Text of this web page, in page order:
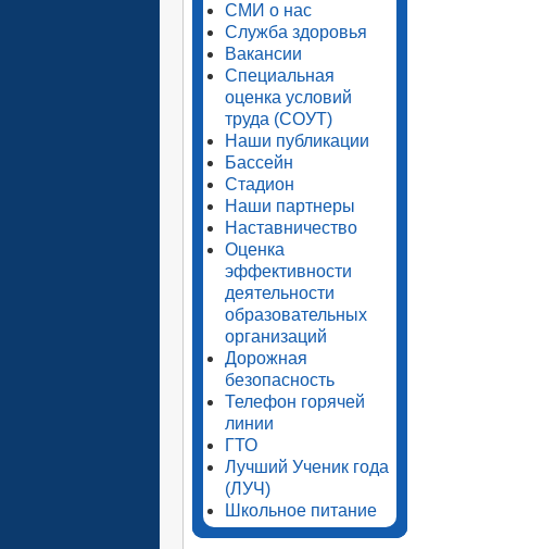
СМИ о нас
Служба здоровья
Вакансии
Специальная
оценка условий
труда (СОУТ)
Наши публикации
Бассейн
Стадион
Наши партнеры
Наставничество
Оценка
эффективности
деятельности
образовательных
организаций
Дорожная
безопасность
Телефон горячей
линии
ГТО
Лучший Ученик года
(ЛУЧ)
Школьное питание